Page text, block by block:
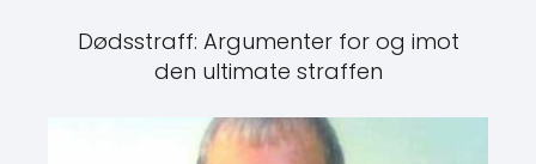
Dødsstraff: Argumenter for og imot
den ultimate straffen